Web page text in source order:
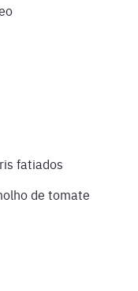
fatiados
de tomate